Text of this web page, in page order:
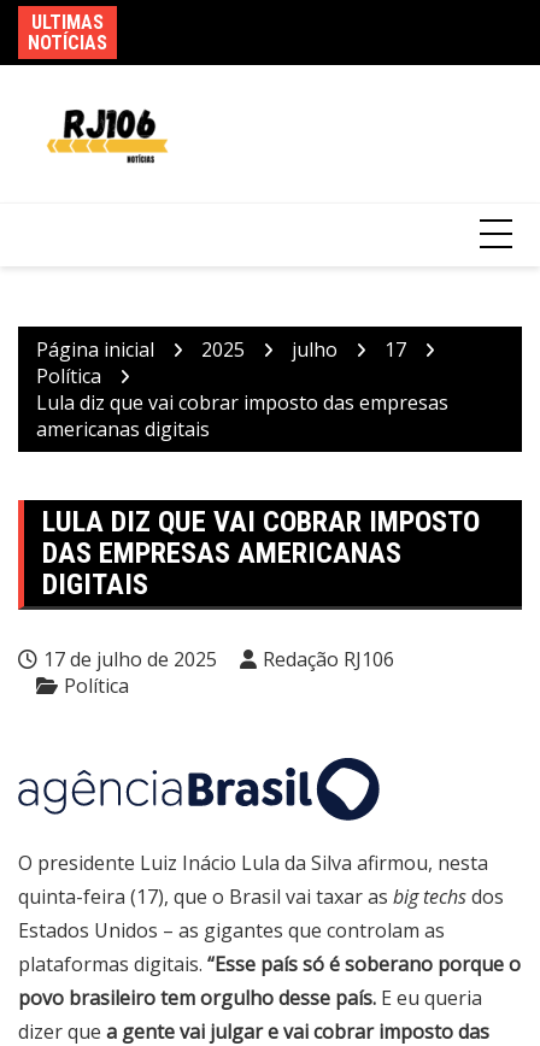
para
o
ULTIMAS
NOTÍCIAS
por queda
Página inicial 2025 julho
17
Política
Lula diz que vai cobrar imposto das empresas
americanas digitais
LULA DIZ QUE VAI COBRAR IMPOSTO
DAS EMPRESAS AMERICANAS
DIGITAIS
17 de julho de 2025
Redação RJ106
Política
O presidente Luiz Inácio Lula da Silva afirmou, nesta
quinta-feira (17), que o Brasil vai taxar as big techsdos
Estados Unidos – as gigantes que controlam as
plataformas digitais. “Esse país só é soberano porque o
povo brasileiro tem orgulho desse país. E eu queria
dizer que a gente vai julgar e vai cobrar imposto das